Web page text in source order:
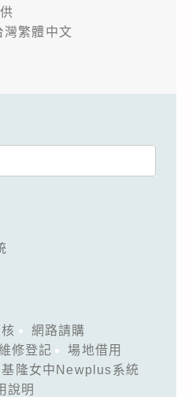
繁體中文
網路請購
修登記
場地借用
基隆女中Newplus系統
說明